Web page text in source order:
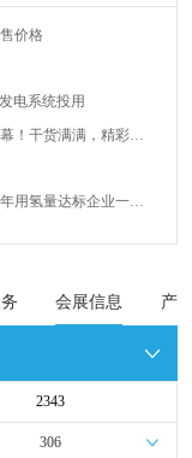
价格
电系统投用
！干货满满，精彩瞬
用氢量达标企业一次
功举办会展信息 产
2343
306